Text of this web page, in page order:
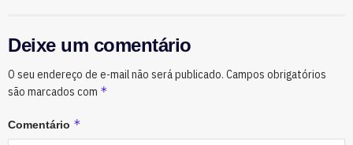
Deixe um comentário
O seu endereço de e-mail não será publicado. Campos obrigatórios
são marcados com *
Comentário *